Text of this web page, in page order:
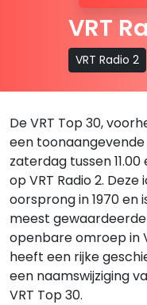
VRT
VRT Radio 2
De VRT Top 30,
een
zaterdag tussen
op VRT Radio 2.
oorsprong in 1970 en
meest
openbare omroep in
heeft een rijke
een naamswijziging
VRT Top 30.